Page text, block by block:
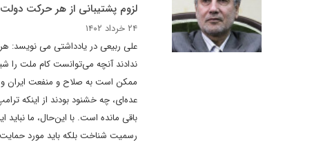
لزوم پشتیبانی از هر حرکت
۲۴ خرداد ۱۴۰۲
علی ربیعی در یادداشتی می نویسد:
ندادند آنچه می‌توانست کام ملت را
ممکن است به صلاح و منفعت ایران و
عده‌ای، چه خشنود بودند از اینکه
باقی مانده ‌است. با این‌حال، ما
رسمیت شناخت بلکه باید مورد